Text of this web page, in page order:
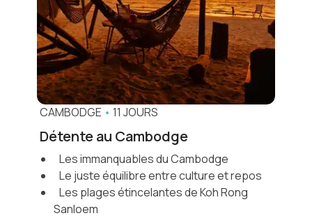
CAMBODGE • 11 JOURS
Détente au Cambodge
Les immanquables du Cambodge
Le juste équilibre entre culture et repos
Les plages étincelantes de Koh Rong
Sanloem